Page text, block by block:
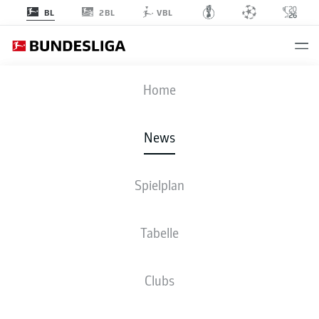
BL 2BL VBL
Home
News
Spielplan
Tabelle
Clubs
Mathys Tel ist ein Kandidat für die Olympischen Spiele